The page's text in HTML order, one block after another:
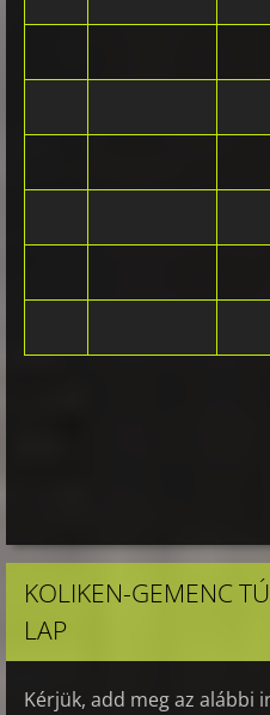
KOLIKEN-GEMENC
LAP
Kérjük, add meg az alábbi